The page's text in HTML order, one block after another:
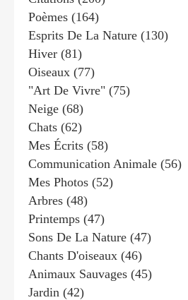
Poèmes (164)
Esprits De La Nature (130)
Hiver (81)
Oiseaux (77)
"art De Vivre" (75)
Neige (68)
Chats (62)
Mes Écrits (58)
Communication Animale (56)
Mes Photos (52)
Arbres (48)
Printemps (47)
Sons De La Nature (47)
Chants D'oiseaux (46)
Animaux Sauvages (45)
Jardin (42)